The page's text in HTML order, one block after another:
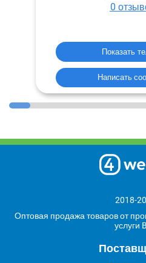
0
Написать
2018-
Оптовая продажа товаров от
услуги